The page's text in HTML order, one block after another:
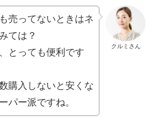
クルミさん
売ってないときはネ
ては？
とっても便利です
購入しないと安くな
パー派ですね。